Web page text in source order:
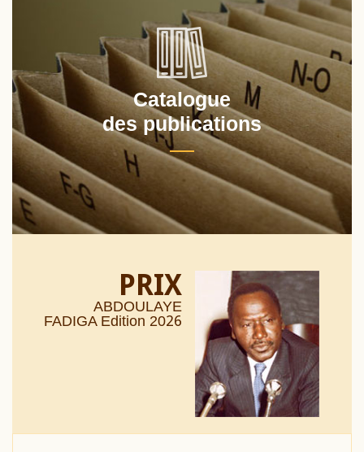
Catalogue
des publications
PRIX
ABDOULAYE
FADIGA Edition 2026